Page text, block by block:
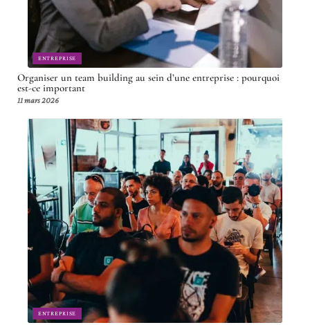
ENTREPRISE
Organiser un team building au sein d’une entreprise : pourquoi
est-ce important
11 mars 2026
ENTREPRISE